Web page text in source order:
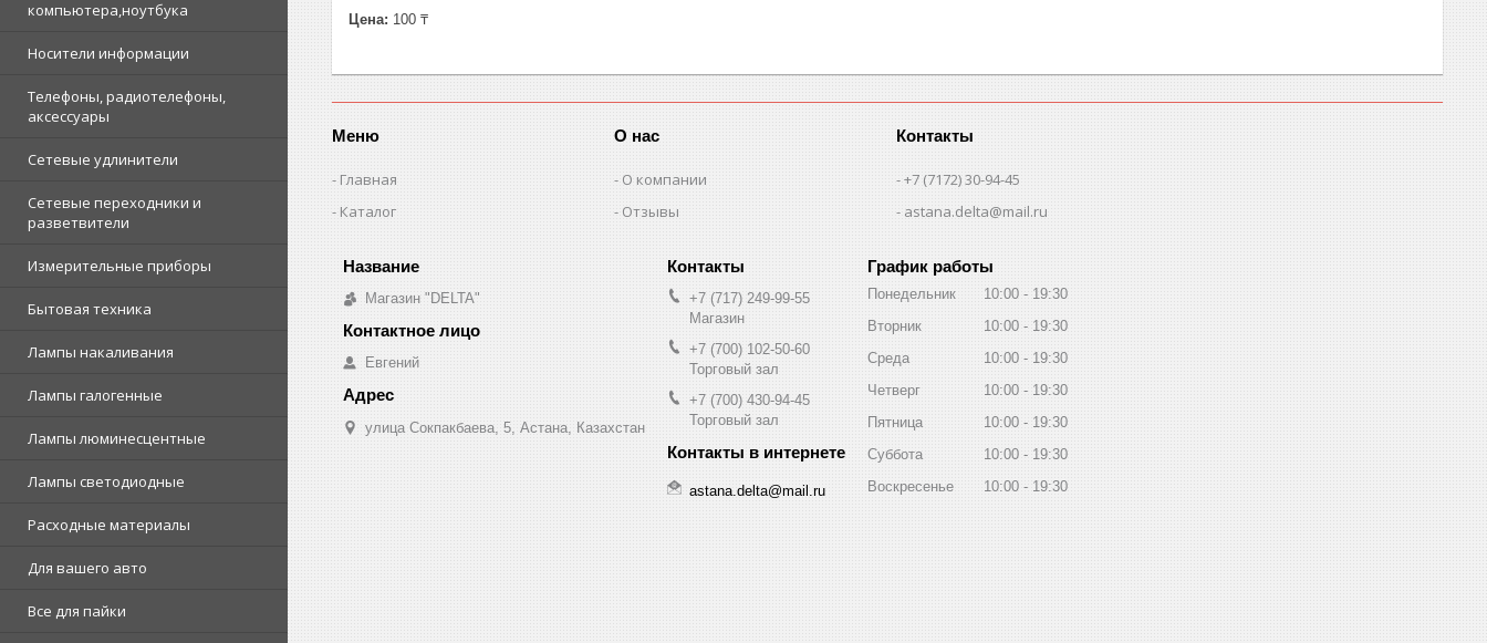
компьютера,ноутбука
Носители информации
Телефоны, радиотелефоны,
аксессуары
Сетевые удлинители
Сетевые переходники и
разветвители
Измерительные приборы
Бытовая техника
Лампы накаливания
Лампы галогенные
Лампы люминесцентные
Лампы светодиодные
Расходные материалы
Для вашего авто
Все для пайки
Цена: 100 ₸
Меню
Главная
Каталог
О нас
О компании
Отзывы
Контакты
+7 (7172) 30-94-45
astana.delta@mail.ru
Магазин "DELTA"
Евгений
улица Сокпакбаева, 5, Астана, Казахстан
+7 (717) 249-99-55
Магазин
+7 (700) 102-50-60
Торговый зал
+7 (700) 430-94-45
Торговый зал
astana.delta@mail.ru
График работы
Понедельник 10:00
19:30
Вторник
10:00
19:30
Среда
10:00
19:30
Четверг
10:00
19:30
Пятница
10:00
19:30
Суббота
10:00
19:30
Воскресенье
10:00 19:30